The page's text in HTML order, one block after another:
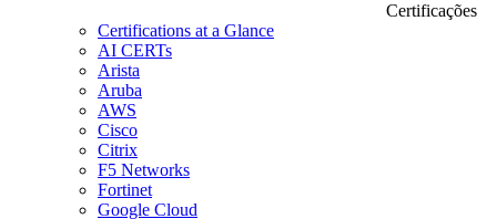
Certificações
Certifications at a Glance
AI CERTs
Arista
Aruba
AWS
Cisco
Citrix
F5 Networks
Fortinet
Google Cloud